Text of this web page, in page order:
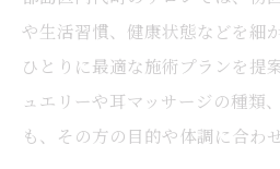
や生活習慣、健康状態などを細
ひとりに最適な施術プランを提
ュエリーや耳マッサージの種類
も、その方の目的や体調に合わ